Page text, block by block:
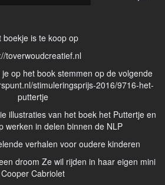
boekje is te koop op
toverwoudcreatief.nl
op het book stemmen op de volgende
stimuleringsprijs-2016/9716-het-
puttertje
illustraties van het boek het Puttertje en
werken in delen binnen de NLP
verhalen voor oudere kinderen
droom Ze wil rijden in haar eigen mini
Cooper Cabriolet